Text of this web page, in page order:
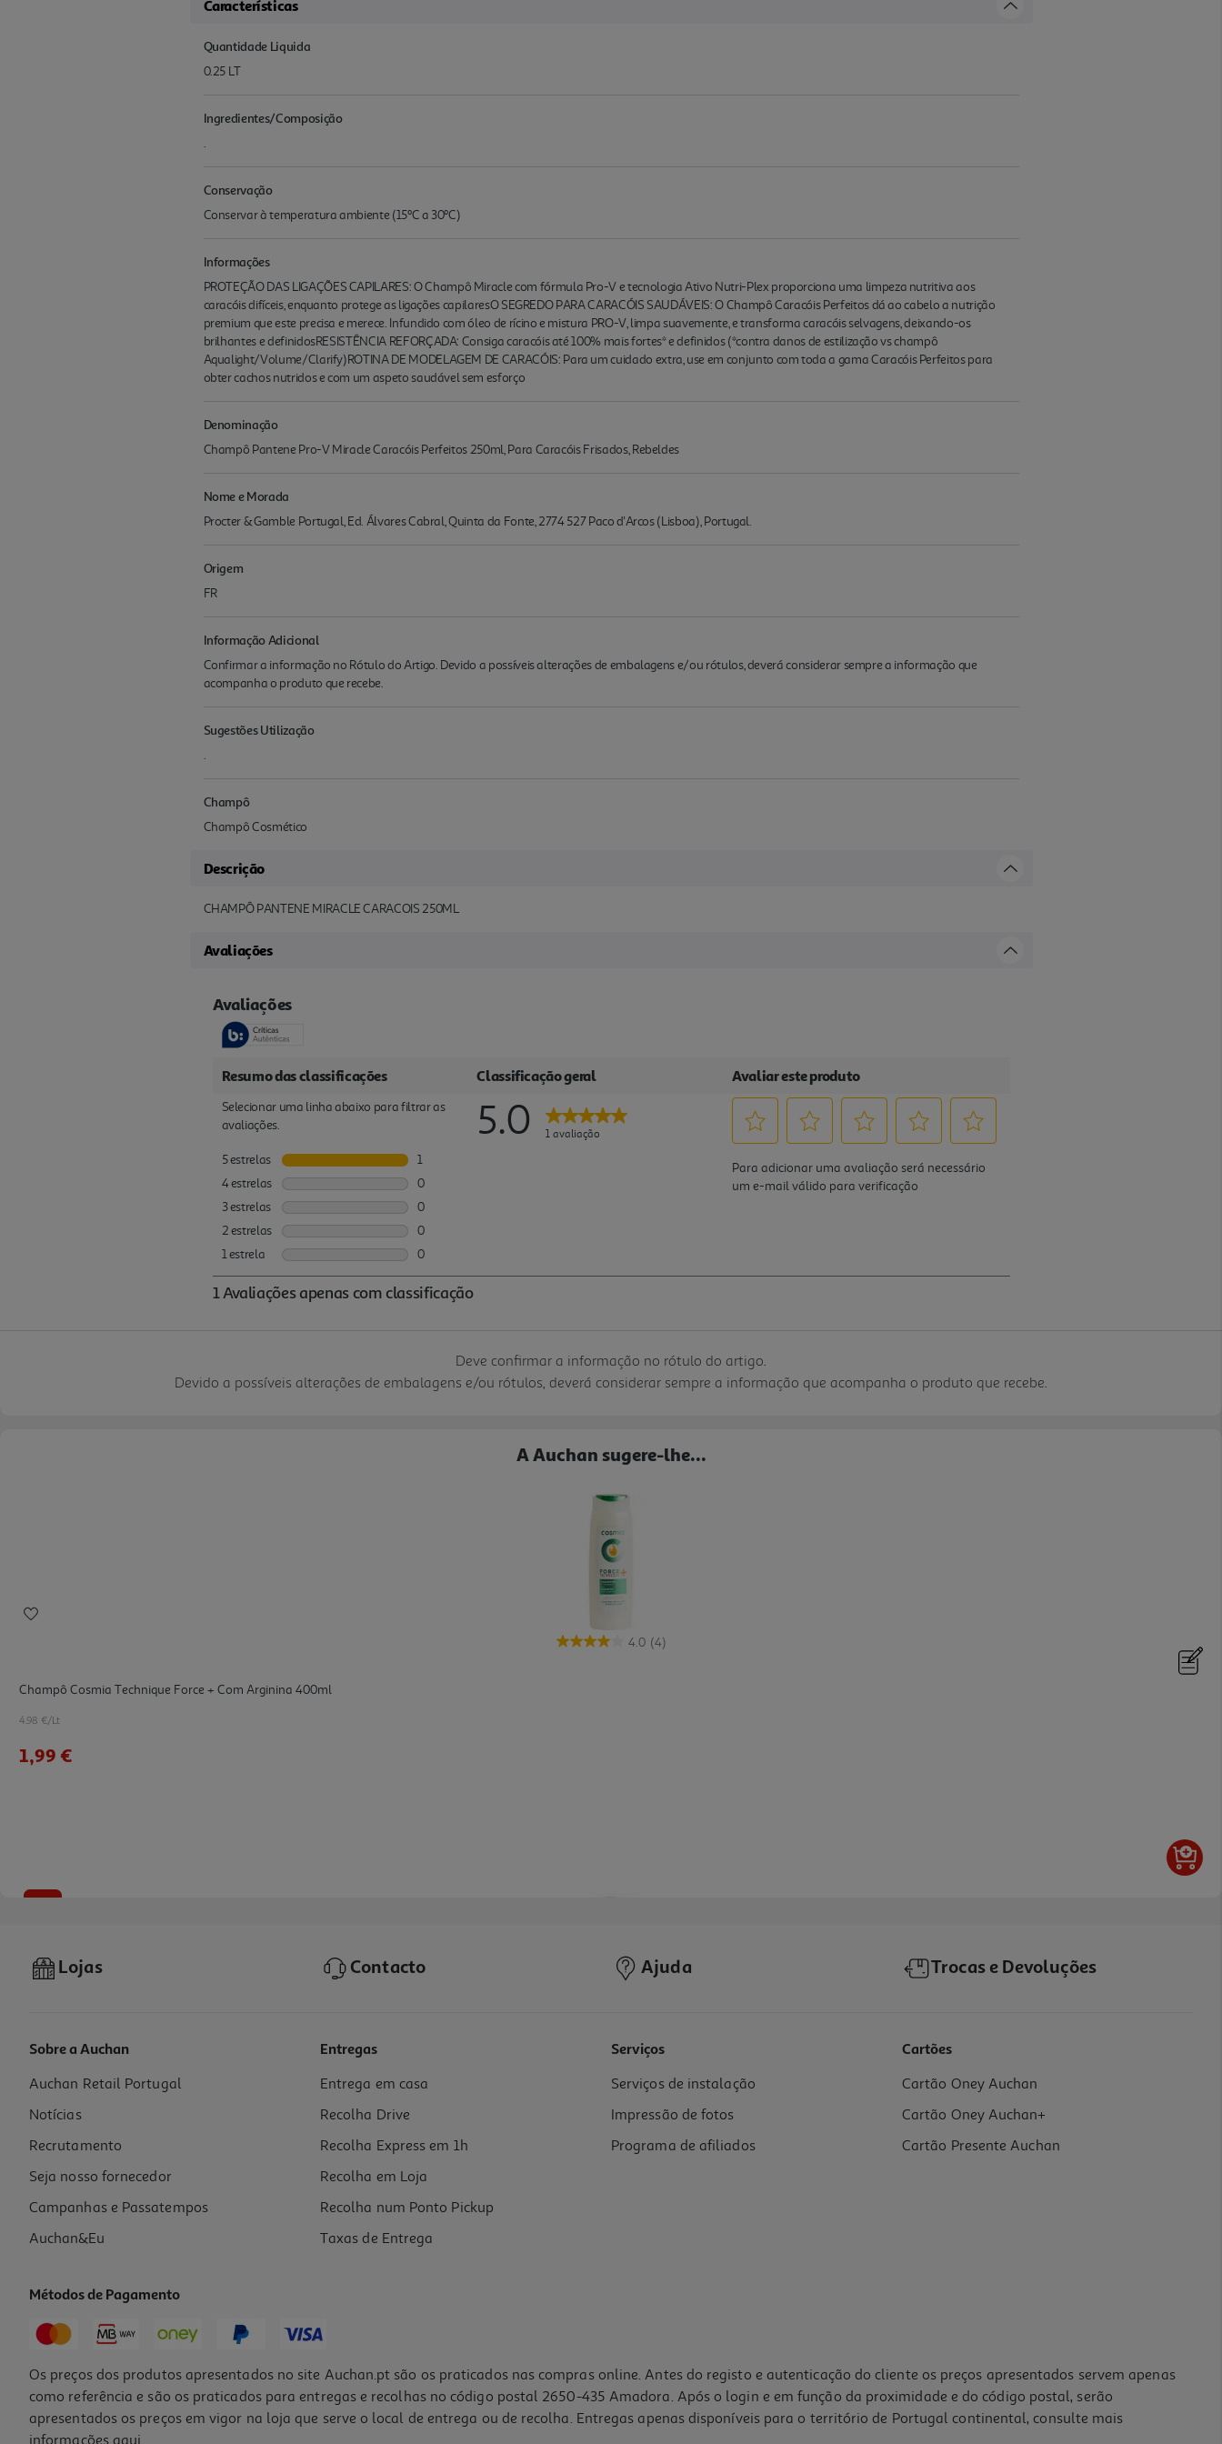
Características
Quantidade Liquida
0.25 LT
Ingredientes/Composição
.
Conservação
Conservar à temperatura ambiente (15ºC a 30ºC)
Informações
PROTEÇÃO DAS LIGAÇÕES CAPILARES: O Champô Miracle com fórmula Pro-V e tecnologia Ativo Nutri-Plex proporciona uma limpeza nutritiva aos
caracóis difíceis, enquanto protege as ligações capilaresO SEGREDO PARA CARACÓIS SAUDÁVEIS: O Champô Caracóis Perfeitos dá ao cabelo a nutrição
premium que este precisa e merece. Infundido com óleo de rícino e mistura PRO-V, limpa suavemente, e transforma caracóis selvagens, deixando-os
brilhantes e definidosRESISTÊNCIA REFORÇADA: Consiga caracóis até 100% mais fortes* e definidos (*contra danos de estilização vs champô
Aqualight/Volume/Clarify)ROTINA DE MODELAGEM DE CARACÓIS: Para um cuidado extra, use em conjunto com toda a gama Caracóis Perfeitos para
obter cachos nutridos e com um aspeto saudável sem esforço
Denominação
Champô Pantene Pro-V Miracle Caracóis Perfeitos 250ml, Para Caracóis Frisados, Rebeldes
Nome e Morada
Procter & Gamble Portugal, Ed. Álvares Cabral, Quinta da Fonte, 2774 527 Paco d'Arcos (Lisboa), Portugal.
Origem
FR
Informação Adicional
Confirmar a informação no Rótulo do Artigo. Devido a possíveis alterações de embalagens e/ou rótulos, deverá considerar sempre a informação que
acompanha o produto que recebe.
Sugestões Utilização
.
Champô
Champô Cosmético
Descrição
CHAMPÔ PANTENE MIRACLE CARACOIS 250ML
Avaliações
Deve confirmar a informação no rótulo do artigo.
Devido a possíveis alterações de embalagens e/ou rótulos, deverá considerar sempre a informação que acompanha o produto que recebe.
A Auchan sugere-lhe...
4.0 (4)
Champô Cosmia Technique Force + Com Arginina 400ml
4.98 €/Lt
1,99 €
Champô Aussie Curls 1000 Ml
19.49 €/Lt
19,49 €
-47%
Lojas Contacto Ajuda Trocas e Devoluções
Sobre a Auchan
Auchan Retail Portugal
Notícias
Recrutamento
Seja nosso fornecedor
Campanhas e Passatempos
Auchan&Eu
Entregas
Entrega em casa
Recolha Drive
Recolha Express em 1h
Recolha em Loja
Recolha num Ponto Pickup
Taxas de Entrega
Serviços
Serviços de instalação
Impressão de fotos
Programa de afiliados
Cartões
Cartão Oney Auchan
Cartão Oney Auchan+
Cartão Presente Auchan
Métodos de Pagamento
Os preços dos produtos apresentados no site Auchan.pt são os praticados nas compras online. Antes do registo e autenticação do cliente os preços apresentados servem apenas
como referência e são os praticados para entregas e recolhas no código postal 2650-435 Amadora. Após o login e em função da proximidade e do código postal, serão
apresentados os preços em vigor na loja que serve o local de entrega ou de recolha. Entregas apenas disponíveis para o território de Portugal continental, consulte mais
informações aqui